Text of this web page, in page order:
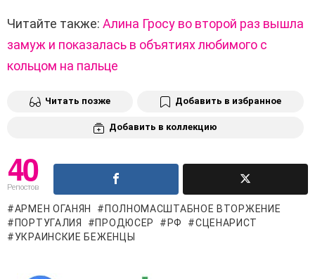
Читайте также: Алина Гросу во второй раз вышла
замуж и показалась в объятиях любимого с
кольцом на пальце
Читать позже Добавить в избранное
Добавить в коллекцию
40
Репостов
АРМЕН ОГАНЯН
ПОЛНОМАСШТАБНОЕ ВТОРЖЕНИЕ
ПОРТУГАЛИЯ
ПРОДЮСЕР РФ
СЦЕНАРИСТ
УКРАИНСКИЕ БЕЖЕНЦЫ